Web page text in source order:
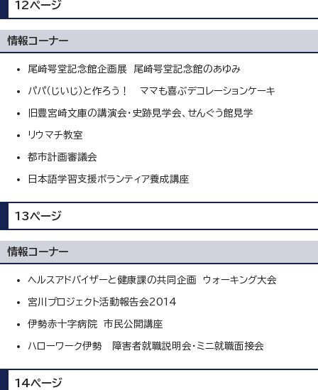
12ページ
情報コーナー
尾崎咢堂記念館企画展 尾崎咢堂記念館のあゆみ
パパ（じいじ）と作ろう！ ママも喜ぶデコレーションケーキ
旧豊宮崎文庫の講演会・史跡見学会、せんぐう館見学
リウマチ教室
都市計画審議会
日本語学習支援ボランティア養成講座
13ページ
情報コーナー
ヘルスアドバイザーと健康課の共同企画 ウォーキング大会
宮川プロジェクト活動報告会2014
伊勢赤十字病院 市民公開講座
ハローワーク伊勢 障害者就職説明会・ミニ就職面接会
14ページ